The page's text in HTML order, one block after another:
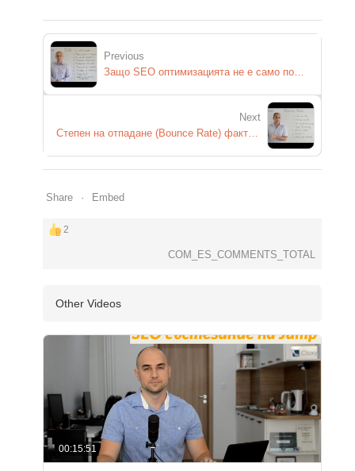
Previous
Next
Share Embed
2
COM_ES_COMMENTS_TOTAL
Other Videos
00:15:51